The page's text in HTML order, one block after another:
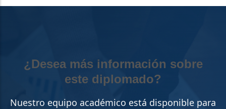
¿Desea más información sobre
este diplomado?
Nuestro equipo académico está disponible para